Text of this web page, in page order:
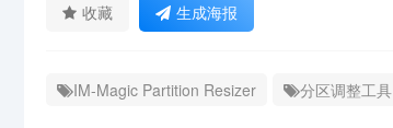
收藏 生成海报
IM-Magic Partition Resizer 分区调整工具